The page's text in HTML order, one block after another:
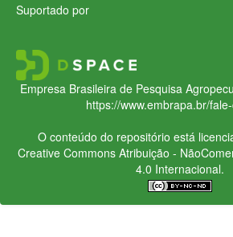
Suportado por
Empresa Brasileira de Pesquisa
https://www.embrapa.br/
O conteúdo do repositório está
Creative CommonsAtribuição -
4.0 Internacional.